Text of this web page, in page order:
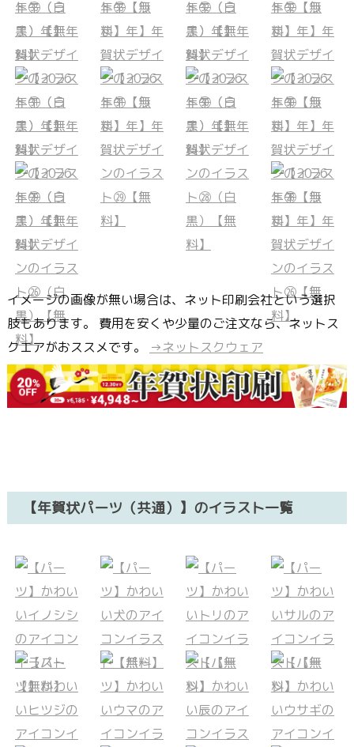
イメージの画像が無い場合は、ネット印刷会社という選択
肢もあります。 費用を安くや少量のご注文なら、ネットス
クエアがおススメです。
→ネットスクウェア
【年賀状パーツ（共通）】のイラスト一覧